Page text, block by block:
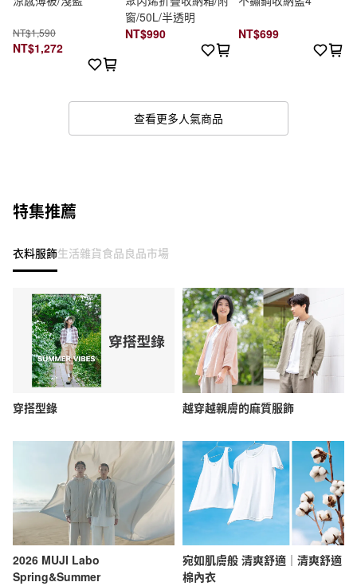
NT$1,590
NT$1,272
窗/50L/半透明
NT$990
NT$699
查看更多人氣商品
特集推薦
衣料服飾生活雜貨食品良品市場
穿搭型錄 越穿越親膚的麻質服飾
2026 MUJI Labo
Spring&Summer
宛如肌膚般 清爽舒適｜清爽舒適
棉內衣